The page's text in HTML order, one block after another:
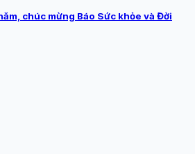
chúc mừng Báo Sức khỏe và Đời